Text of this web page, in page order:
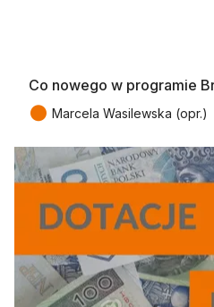
Co nowego w programie
● Marcela Wasilewska (opr.)